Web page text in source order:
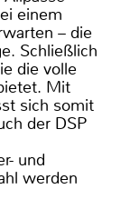
einem
– die
Schließlich
die volle
Mit
sich somit
der DSP
und
werden